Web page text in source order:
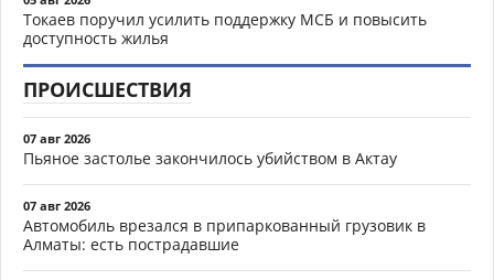
Токаев поручил усилить поддержку МСБ и повысить
доступность жилья
ПРОИСШЕСТВИЯ
07 авг 2026
Пьяное застолье закончилось убийством в Актау
07 авг 2026
Автомобиль врезался в припаркованный грузовик в
Алматы: есть пострадавшие